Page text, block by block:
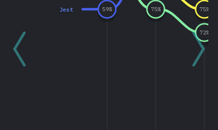
Jest 59% 75%
72%
75%